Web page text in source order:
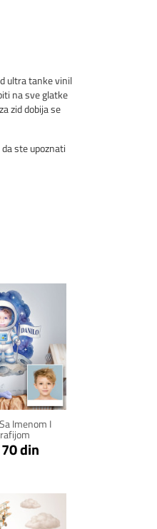
ultra tanke vinil
na sve glatke
zid dobija se
ste upoznati
Imenom I
din
detalje